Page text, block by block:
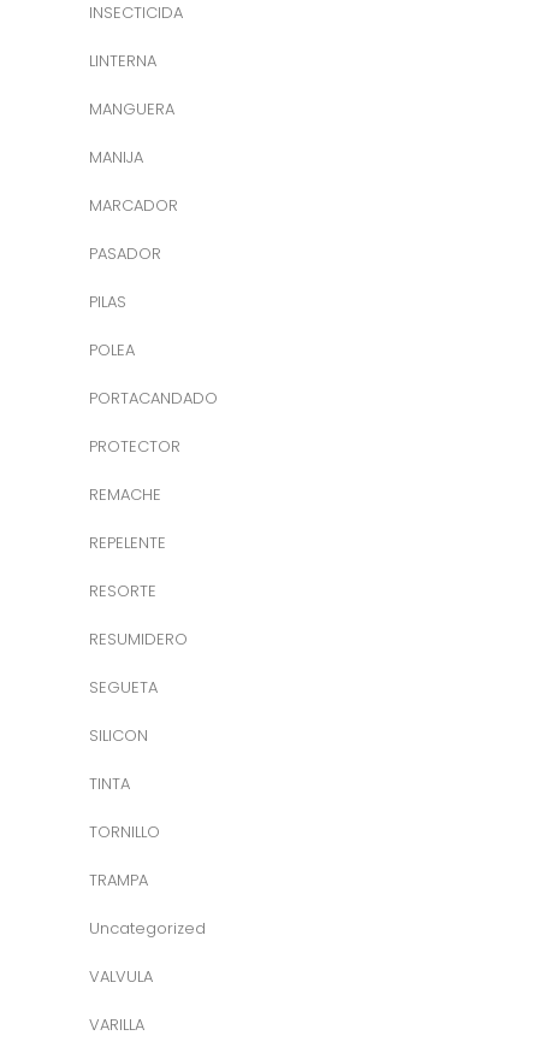
INSECTICIDA
LINTERNA
MANGUERA
MANIJA
MARCADOR
PASADOR
PILAS
POLEA
PORTACANDADO
PROTECTOR
REMACHE
REPELENTE
RESORTE
RESUMIDERO
SEGUETA
SILICON
TINTA
TORNILLO
TRAMPA
Uncategorized
VALVULA
VARILLA